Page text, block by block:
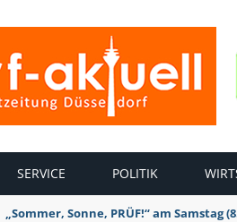
SERVICE POLITIK
„Sommer, Sonne, PRÜF!“ am Samstag